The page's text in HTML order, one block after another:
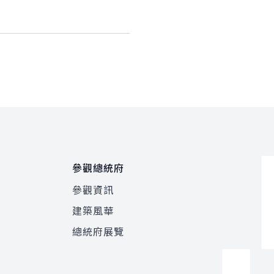
參觀總統府
參觀資訊
建築風華
總統府展覽